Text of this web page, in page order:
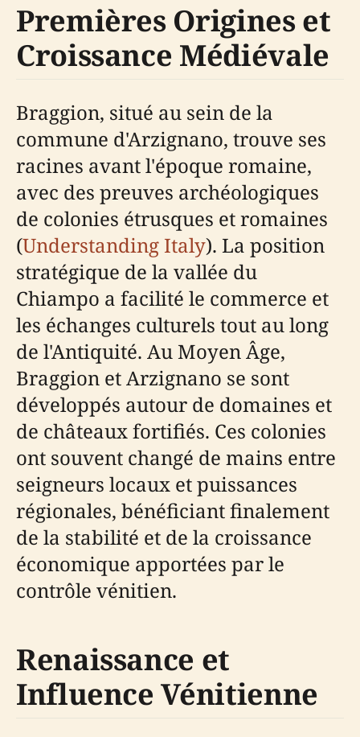
Premières Origines et
Croissance Médiévale
Braggion, situé au sein de la
commune d'Arzignano, trouve ses
racines avant l'époque romaine,
avec des preuves archéologiques
de colonies étrusques et romaines
(Understanding Italy). La position
stratégique de la vallée du
Chiampo a facilité le commerce et
les échanges culturels tout au long
de l'Antiquité. Au Moyen Âge,
Braggion et Arzignano se sont
développés autour de domaines et
de châteaux fortifiés. Ces colonies
ont souvent changé de mains entre
seigneurs locaux et puissances
régionales, bénéficiant finalement
de la stabilité et de la croissance
économique apportées par le
contrôle vénitien.
Renaissance et
Influence Vénitienne